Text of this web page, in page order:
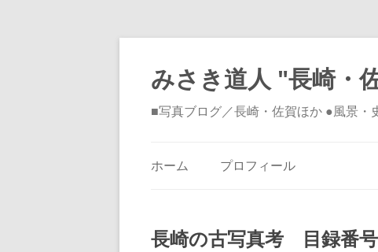
みさき道人 "長崎・
■写真ブログ／長崎・佐賀ほか ●風景・
ホーム プロフィール
長崎の古写真考 目録番